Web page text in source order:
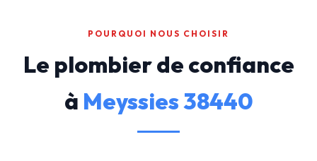
POURQUOI NOUS CHOISIR
Le plombier de confiance
à Meyssies 38440